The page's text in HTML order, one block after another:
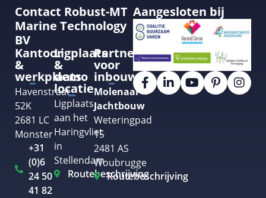
Contact Robust-MT
Marine Technology
BV
Kantoor
&
werkplaats
Havenstraat
52K
2681 LC
Monster
+31
(0)6
24 50
41 82
Ligplaats
&
demo
locatie
Ligplaats
aan het
Haringvliet
in
Stellendam
Routebeschrijving
Partner
voor
inbouw
Molenaar
Jachtbouw
Weteringpad
15
2481 AS
Woubrugge
Routebeschrijving
Aangesloten bij